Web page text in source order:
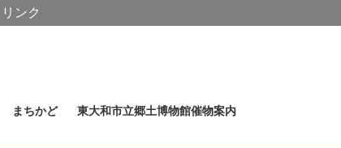
まちかど 東大和市立郷土博物館催物案内
リンク